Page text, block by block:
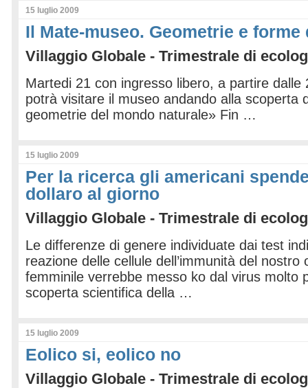
15 luglio 2009
Il Mate-museo. Geometrie e forme
Villaggio Globale - Trimestrale di
Martedi 21 con ingresso libero, a partire dalle
potrà visitare il museo andando alla scoperta
geometrie del mondo naturale» Fin …
15 luglio 2009
Per la ricerca gli americani
dollaro al giorno
Villaggio Globale - Trimestrale di
Le differenze di genere individuate dai test
reazione delle cellule dell’immunità del nostro
femminile verrebbe messo ko dal virus molto
scoperta scientifica della …
15 luglio 2009
Eolico si, eolico no
Villaggio Globale - Trimestrale di